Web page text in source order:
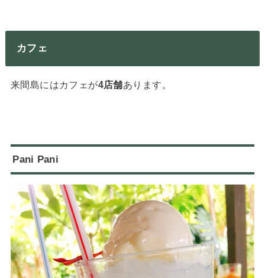
カフェ
来間島にはカフェが4店舗あります。
Pani Pani